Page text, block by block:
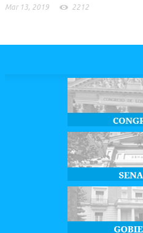
Mar 13, 2019 2212